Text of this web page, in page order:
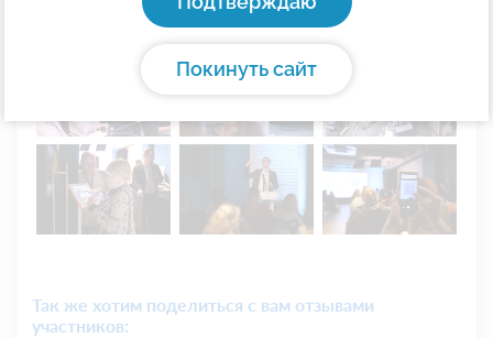
Так же хотим поделиться с вам отзывами
участников:
Покинуть сайт